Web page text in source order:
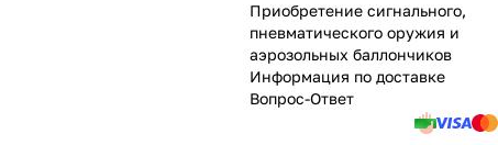
Приобретение сигнального,
пневматического оружия и
аэрозольных баллончиков
Информация по доставке
Вопрос-Ответ